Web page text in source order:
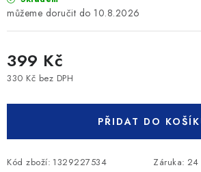
10.8.2026
399 Kč
330 Kč bez DPH
PŘIDAT DO
Kód zboží: 1329227534 Záruka: 24